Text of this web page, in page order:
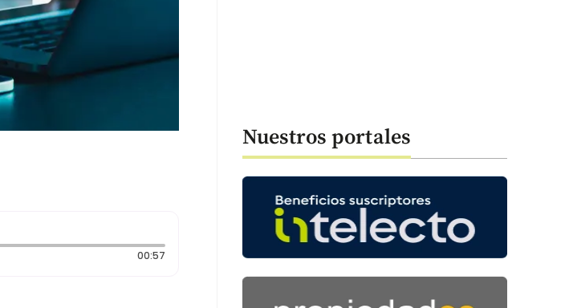
00:57Duración: 57 segundos
Nuestros portales